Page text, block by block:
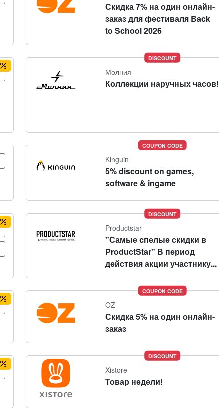
Скидка 7% на один онлайн-
заказ для фестиваля Back
to School 2026
DISCOUNT
Молния
Коллекции наручных часов!
COUPON CODE
Kinguin
5% discount on games,
software & ingame
DISCOUNT
Productstar
"Самые спелые скидки в
ProductStar" В период
действия акции участнику...
COUPON CODE
OZ
Скидка 5% на один онлайн-
заказ
DISCOUNT
Xistore
Товар недели!